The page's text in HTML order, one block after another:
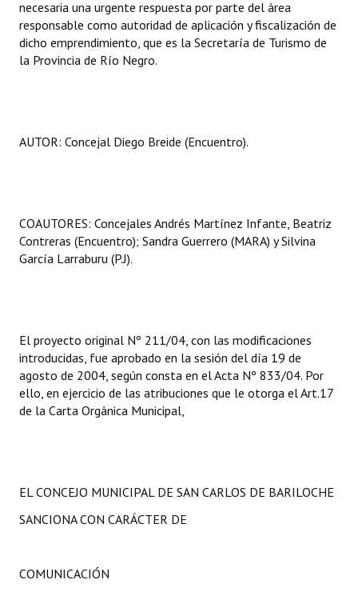
necesaria una urgente respuesta por parte del área
responsable como autoridad de aplicación y fiscalización de
dicho emprendimiento, que es la Secretaría de Turismo de
la Provincia de Río Negro.
AUTOR: Concejal Diego Breide (Encuentro).
COAUTORES: Concejales Andrés Martínez Infante, Beatriz
Contreras (Encuentro); Sandra Guerrero (MARA) y Silvina
García Larraburu (P.J).
El proyecto original Nº 211/04, con las modificaciones
introducidas, fue aprobado en la sesión del día 19 de
agosto de 2004, según consta en el Acta Nº 833/04. Por
ello, en ejercicio de las atribuciones que le otorga el Art.17
de la Carta Orgánica Municipal,
EL CONCEJO MUNICIPAL DE SAN CARLOS DE BARILOCHE
SANCIONA CON CARÁCTER DE
COMUNICACIÓN